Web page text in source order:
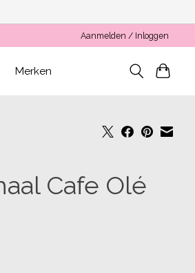
Aanmelden / Inloggen
Merken
Cafe Olé